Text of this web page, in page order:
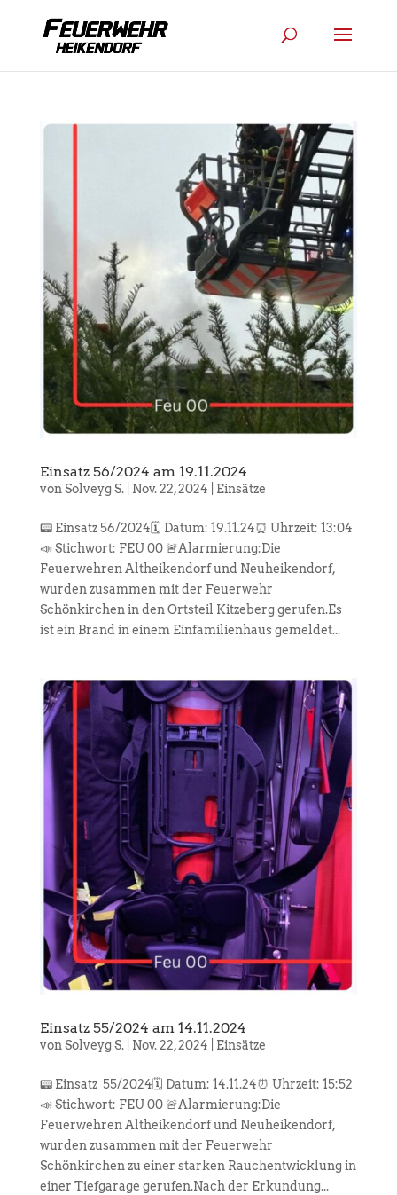
Einsatz 56/2024 am 19.11.2024
vonSolveyg S.| Nov. 22, 2024 Einsätze
📟 Einsatz 56/2024🗓️ Datum: 19.11.24⏰ Uhrzeit: 13:04
📣 Stichwort: FEU 00 🚨Alarmierung:Die
Feuerwehren Altheikendorf und Neuheikendorf,
wurden zusammen mit der Feuerwehr
Schönkirchen in den Ortsteil Kitzeberg gerufen.Es
ist ein Brand in einem Einfamilienhaus gemeldet...
Einsatz 55/2024 am 14.11.2024
von Solveyg S.| Nov. 22, 2024 Einsätze
📟 Einsatz 55/2024🗓️ Datum: 14.11.24⏰ Uhrzeit: 15:52
📣 Stichwort: FEU 00 🚨Alarmierung:Die
Feuerwehren Altheikendorf und Neuheikendorf,
wurden zusammen mit der Feuerwehr
Schönkirchen zu einer starken Rauchentwicklung in
einer Tiefgarage gerufen.Nach der Erkundung...